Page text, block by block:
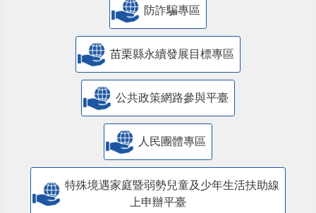
防詐騙專區
苗栗縣永續發展目標專區
公共政策網路參與平臺
人民團體專區
特殊境遇家庭暨弱勢兒童及少年生活扶助線
上申辦平臺